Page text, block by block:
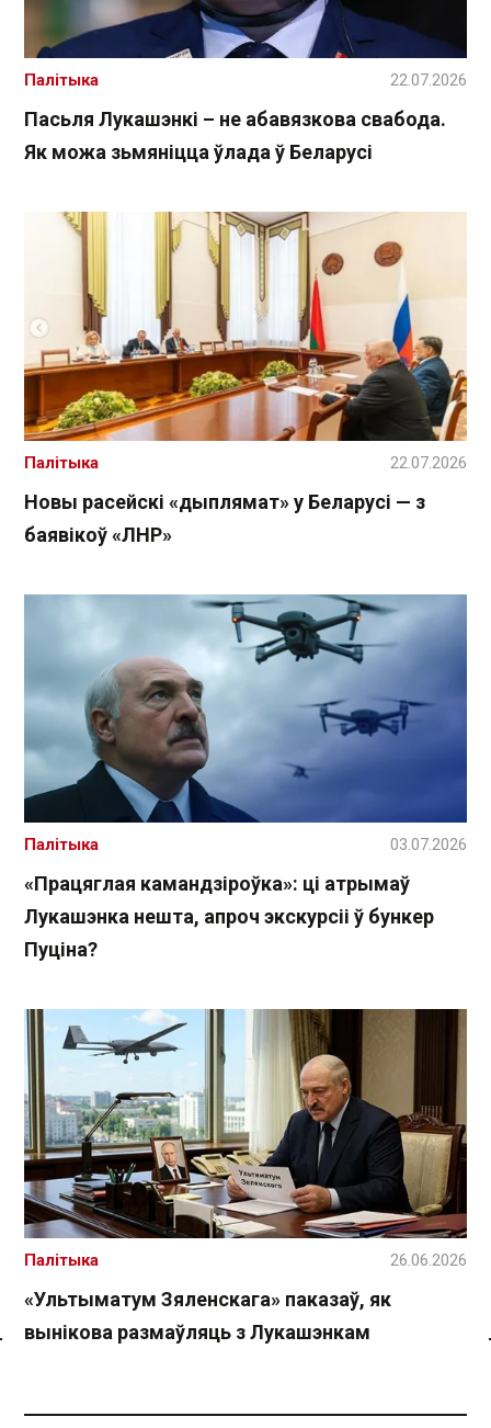
Пасьля Лукашэнкі – не абавязкова свабода.
Як можа зьмяніцца ўлада ў Беларусі
Палітыка 22.07.2026
Новы расейскі «дыплямат» у Беларусі — з
баявікоў «ЛНР»
Палітыка 22.07.2026
«Працяглая камандзіроўка»: ці атрымаў
Лукашэнка нешта, апроч экскурсіі ў бункер
Пуціна?
Палітыка 03.07.2026
«Ультыматум Зяленскага» паказаў, як
вынікова размаўляць з Лукашэнкам
Палітыка 26.06.2026